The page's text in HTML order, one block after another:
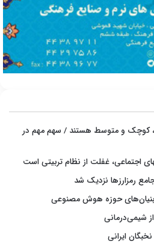
فارس، کوچک و متوسط هستند / سهم مهم در
اجتماعی، غفلت از نظام تربیتی است
رمزارزها نزدیک شد
حوزه هوش مصنوعی
شیمی‌درمانی
ایرانی